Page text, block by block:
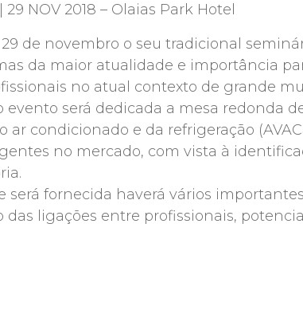
29 NOV 2018 – Olaias Park Hotel
29 de novembro o seu tradicional
da maior atualidade e importância
no atual contexto de grande
será dedicada a mesa redonda
ar condicionado e da refrigeração
no mercado, com vista à
será fornecida haverá vários
ligações entre profissionais,